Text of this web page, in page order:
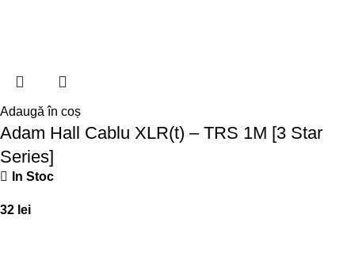
Adaugă în coș
Adam Hall Cablu XLR(t) – TRS 1M [3 Star
Series]
In Stoc
32 lei